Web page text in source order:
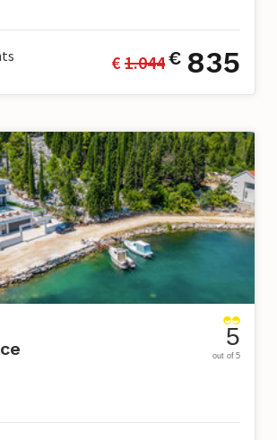
€ 1.044€ 835
5
out of 5